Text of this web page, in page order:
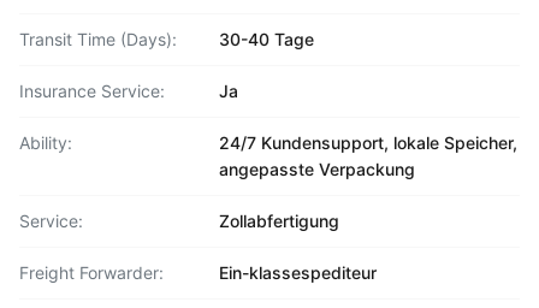
Transit Time (Days): 30-40 Tage
Insurance Service: Ja
Ability:
24/7 Kundensupport, lokale Speicher,
angepasste Verpackung
Service: Zollabfertigung
Freight Forwarder: Ein-klassespediteur